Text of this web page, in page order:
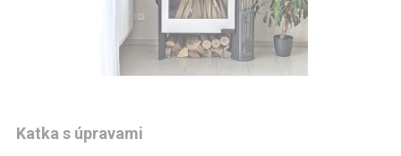
Katka s úpravami